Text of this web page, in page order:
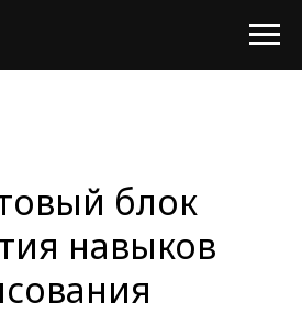
блок
навыков